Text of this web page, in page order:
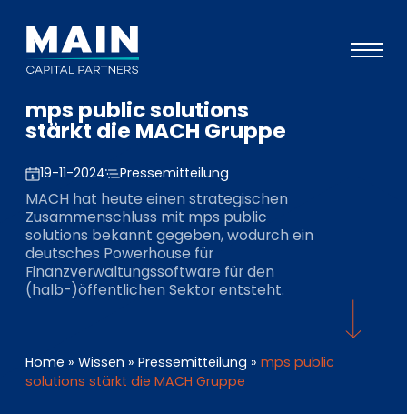
Portfolio
Wissen
Veranstaltungen
Investoren
ESG
Team
mps public solutions
stärkt die MACH Gruppe
19-11-2024 Pressemitteilung
MACH hat heute einen strategischen
Zusammenschluss mit mps public
solutions bekannt gegeben, wodurch ein
deutsches Powerhouse für
Finanzverwaltungssoftware für den
(halb-)öffentlichen Sektor entsteht.
Home » Wissen » Pressemitteilung » mps public
solutions stärkt die MACH Gruppe